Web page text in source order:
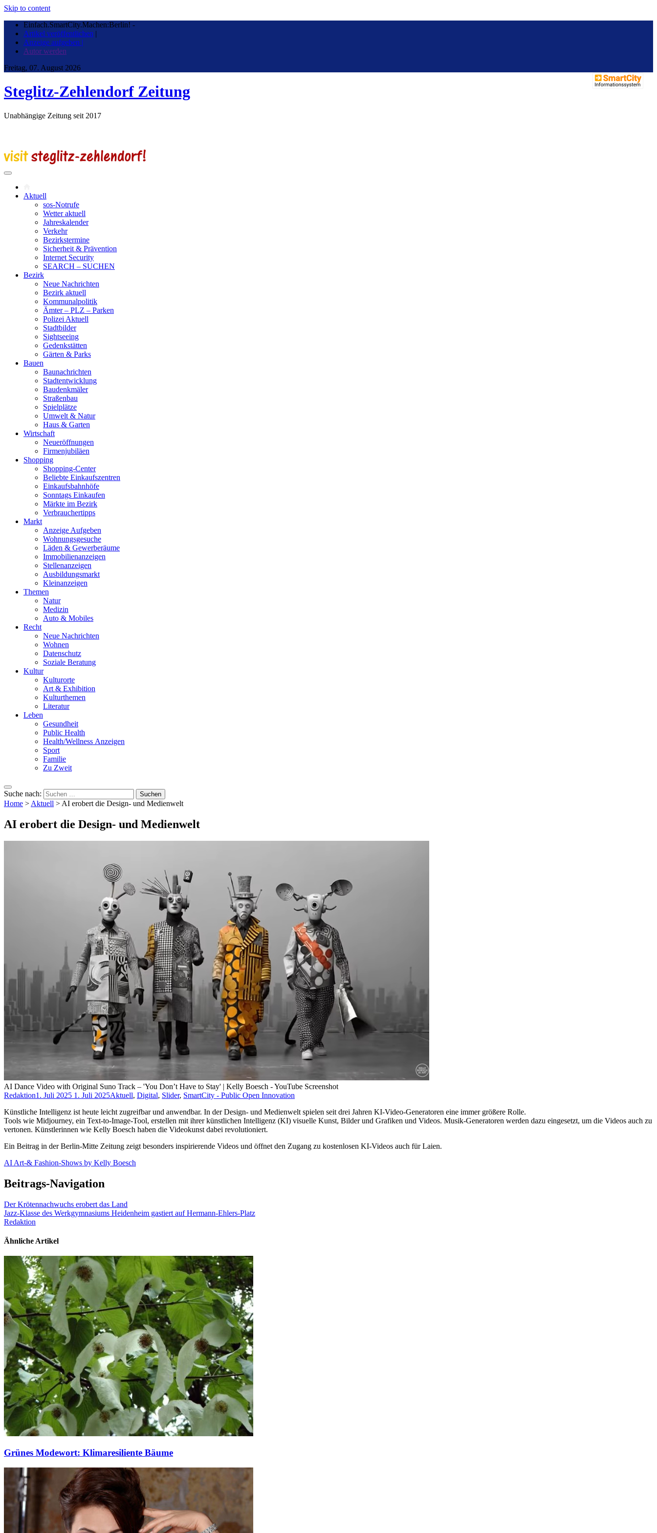
Skip to content
Einfach.SmartCity.Machen:Berlin! -
Artikel veröffentlichen |
Anzeige aufgeben |
Autor werden
Freitag, 07. August 2026
Steglitz-Zehlendorf Zeitung
Unabhängige Zeitung seit 2017
Aktuell
sos-Notrufe
Wetter aktuell
Jahreskalender
Verkehr
Bezirkstermine
Sicherheit & Prävention
Internet Security
SEARCH – SUCHEN
Bezirk
Neue Nachrichten
Bezirk aktuell
Kommunalpolitik
Ämter – PLZ – Parken
Polizei Aktuell
Stadtbilder
Sightseeing
Gedenkstätten
Gärten & Parks
Bauen
Baunachrichten
Stadtentwicklung
Baudenkmäler
Straßenbau
Spielplätze
Umwelt & Natur
Haus & Garten
Wirtschaft
Neueröffnungen
Firmenjubiläen
Shopping
Shopping-Center
Beliebte Einkaufszentren
Einkaufsbahnhöfe
Sonntags Einkaufen
Märkte im Bezirk
Verbrauchertipps
Markt
Anzeige Aufgeben
Wohnungsgesuche
Läden & Gewerberäume
Immobilienanzeigen
Stellenanzeigen
Ausbildungsmarkt
Kleinanzeigen
Themen
Natur
Medizin
Auto & Mobiles
Recht
Neue Nachrichten
Wohnen
Datenschutz
Soziale Beratung
Kultur
Kulturorte
Art & Exhibition
Kulturthemen
Literatur
Leben
Gesundheit
Public Health
Health/Wellness Anzeigen
Sport
Familie
Zu Zweit
Suche nach:
Home > Aktuell > AI erobert die Design- und Medienwelt
AI erobert die Design- und Medienwelt
AI Dance Video with Original Suno Track – 'You Don’t Have to Stay' | Kelly Boesch - YouTube Screenshot
Redaktion1. Juli 2025 1. Juli 2025Aktuell, Digital, Slider, SmartCity - Public Open Innovation
Künstliche Intelligenz ist heute leicht zugreifbar und anwendbar. In der Design- und Medienwelt spielen seit drei Jahren KI-Video-Generatoren eine immer größere Rolle.
Tools wie Midjourney, ein Text-to-Image-Tool, erstellen mit ihrer künstlichen Intelligenz (KI) visuelle Kunst, Bilder und Grafiken und Videos. Musik-Generatoren werden dazu eingesetzt, um die Videos auch zu
vertonen. Künstlerinnen wie Kelly Boesch haben die Videokunst dabei revolutioniert.
Ein Beitrag in der Berlin-Mitte Zeitung zeigt besonders inspirierende Videos und öffnet den Zugang zu kostenlosen KI-Videos auch für Laien.
AI Art-& Fashion-Shows by Kelly Boesch
Beitrags-Navigation
Der Krötennachwuchs erobert das Land
Jazz-Klasse des Werkgymnasiums Heidenheim gastiert auf Hermann-Ehlers-Platz
Redaktion
Ähnliche Artikel
Grünes Modewort: Klimaresiliente Bäume